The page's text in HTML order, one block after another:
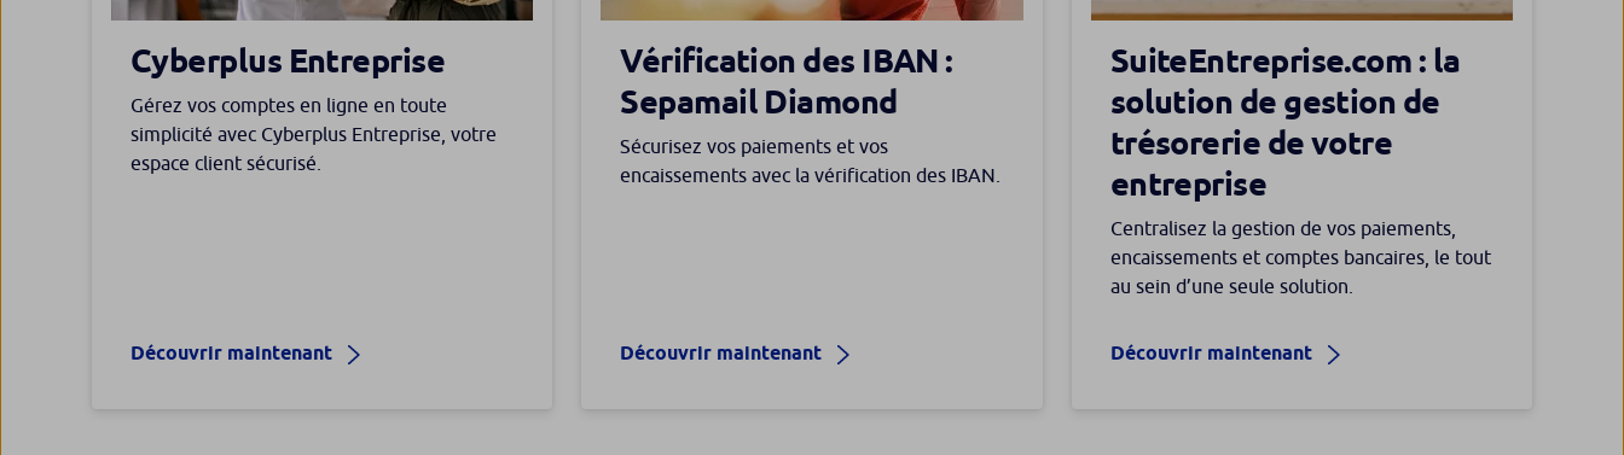
Cyberplus Entreprise
Gérez vos comptes en ligne en toute
simplicité avec Cyberplus Entreprise, votre
espace client sécurisé.
Découvrir maintenant
Vérification des IBAN :
Sepamail Diamond
Sécurisez vos paiements et vos
encaissements avec la vérification des IBAN.
Découvrir maintenant
SuiteEntreprise.com : la
solution de gestion de
trésorerie de votre
entreprise
Centralisez la gestion de vos paiements,
encaissements et comptes bancaires, le tout
au sein d’une seule solution.
Découvrir maintenant